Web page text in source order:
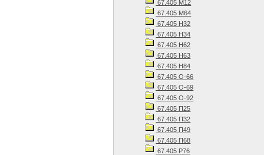
67.405 М12
67.405 М64
67.405 Н32
67.405 Н34
67.405 Н62
67.405 Н63
67.405 Н84
67.405 О-66
67.405 О-69
67.405 О-92
67.405 П25
67.405 П32
67.405 П49
67.405 П68
67.405 Р76